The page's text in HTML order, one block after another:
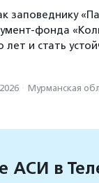
заповеднику
фонда
лет и стать
· Мурманская обл.
АСИ в